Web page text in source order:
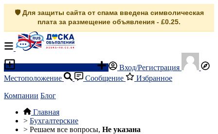
🛡️ Для защиты сайта от спама введена символическая
плата за размещение объявления - £0.25.
Вход/Регистрация
Местоположение
Сообщение Избранное
Компании Блог
Главная
> Бухгалтерские
> Решаем все вопросы, Не указана